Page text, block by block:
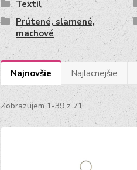
Textil
Prútené, slamené,
machové
Najnovšie Najlacnejšie
Zobrazujem 1-39 z 71